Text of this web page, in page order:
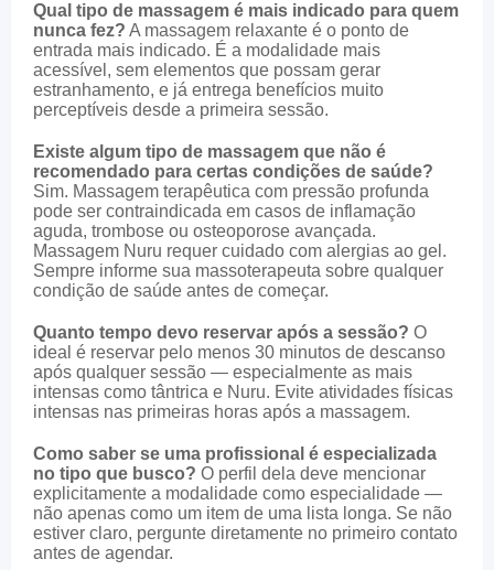
Qual tipo de massagem é mais indicado para quem
nunca fez? A massagem relaxante é o ponto de
entrada mais indicado. É a modalidade mais
acessível, sem elementos que possam gerar
estranhamento, e já entrega benefícios muito
perceptíveis desde a primeira sessão.
Existe algum tipo de massagem que não é
recomendado para certas condições de saúde?
Sim. Massagem terapêutica com pressão profunda
pode ser contraindicada em casos de inflamação
aguda, trombose ou osteoporose avançada.
Massagem Nuru requer cuidado com alergias ao gel.
Sempre informe sua massoterapeuta sobre qualquer
condição de saúde antes de começar.
Quanto tempo devo reservar após a sessão? O
ideal é reservar pelo menos 30 minutos de descanso
após qualquer sessão — especialmente as mais
intensas como tântrica e Nuru. Evite atividades físicas
intensas nas primeiras horas após a massagem.
Como saber se uma profissional é especializada
no tipo que busco? O perfil dela deve mencionar
explicitamente a modalidade como especialidade —
não apenas como um item de uma lista longa. Se não
estiver claro, pergunte diretamente no primeiro contato
antes de agendar.